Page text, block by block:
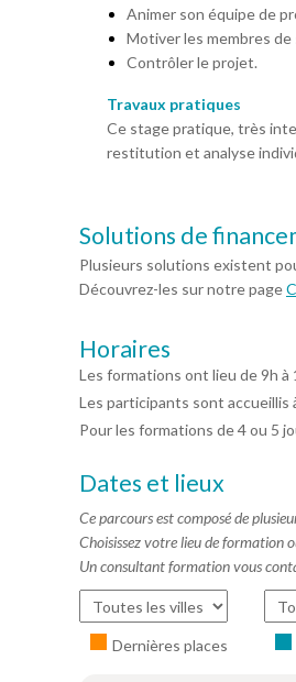
Animer son équipe de
Motiver les membres
Contrôler le projet.
Travaux pratiques
Ce stage pratique, très
restitution et analyse
Solutions de
Plusieurs solutions existent
Découvrez-les sur notre page
Horaires
Les formations ont lieu de 9h à
Les participants sont
Pour les formations de 4 ou 5
Dates et lieux
Ce parcours est composé de
Choisissez votre lieu de formation
Un consultant formation vous
Dernières places